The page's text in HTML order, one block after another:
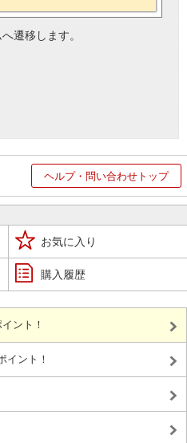
遷移します。
ヘルプ・問い合わせトップ
お気に入り
購入履歴
ント！
イント！